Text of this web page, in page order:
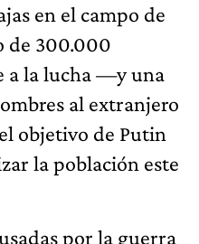
en el campo de
de 300.000
a la lucha —y una
al extranjero
objetivo de Putin
la población este
por la guerra